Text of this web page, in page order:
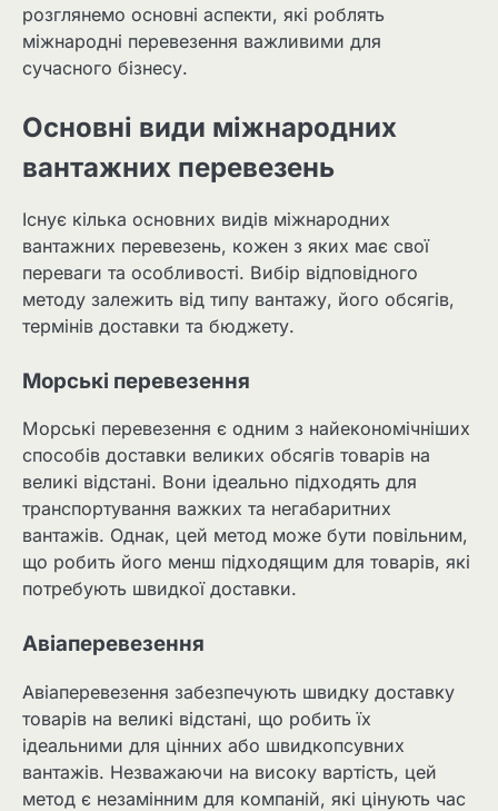
розглянемо основні аспекти, які роблять
міжнародні перевезення важливими для
сучасного бізнесу.
Основні види міжнародних
вантажних перевезень
Існує кілька основних видів міжнародних
вантажних перевезень, кожен з яких має свої
переваги та особливості. Вибір відповідного
методу залежить від типу вантажу, його обсягів,
термінів доставки та бюджету.
Морські перевезення
Морські перевезення є одним з найекономічніших
способів доставки великих обсягів товарів на
великі відстані. Вони ідеально підходять для
транспортування важких та негабаритних
вантажів. Однак, цей метод може бути повільним,
що робить його менш підходящим для товарів, які
потребують швидкої доставки.
Авіаперевезення
Авіаперевезення забезпечують швидку доставку
товарів на великі відстані, що робить їх
ідеальними для цінних або швидкопсувних
вантажів. Незважаючи на високу вартість, цей
метод є незамінним для компаній, які цінують час